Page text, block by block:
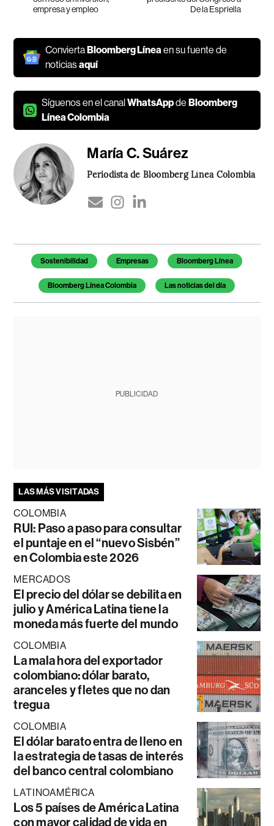
empresa y empleo
De la Espriella
ConviertaBloomberg Línea en su fuente de
noticiasaquí
Síguenos en el canalWhatsAppdeBloomberg
Línea Colombia
María C. Suárez
Periodista de Bloomberg Línea Colombia
Temas de este artículo
Sostenibilidad Empresas Bloomberg Línea
Bloomberg Línea Colombia Las noticias del día
PUBLICIDAD
LAS MÁS VISITADAS
COLOMBIA
RUI: Paso a paso para consultar
el puntaje en el “nuevo Sisbén”
en Colombia este 2026
MERCADOS
El precio del dólar se debilita en
julio y América Latina tiene la
moneda más fuerte del mundo
COLOMBIA
La mala hora del exportador
colombiano: dólar barato,
aranceles y fletes que no dan
tregua
COLOMBIA
El dólar barato entra de lleno en
la estrategia de tasas de interés
del banco central colombiano
LATINOAMÉRICA
Los 5 países de América Latina
con mayor calidad de vida en